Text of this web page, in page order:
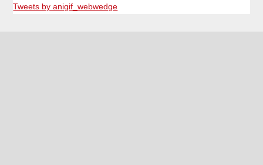
Tweets by anigif_webwedge